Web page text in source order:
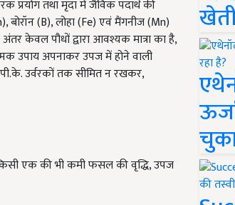
तथा मृदा में जैविक पदार्थ की
बोरॉन (B), लोहा (Fe) एवं मैंगनीज (Mn)
केवल पौधों द्वारा आवश्यक मात्रा का है,
उपाय अपनाकर उपज में होने वाली
उर्वरकों तक सीमित न रखकर,
किसी एक की भी कमी फसल की वृद्धि, उपज